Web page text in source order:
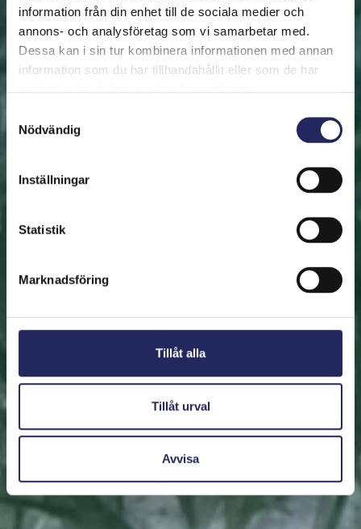
information från din enhet till de sociala medier och
annons- och analysföretag som vi samarbetar med.
Dessa kan i sin tur kombinera informationen med annan
information som du har tillhandahållit eller som de har
Nödvändig
Inställningar
Statistik
Marknadsföring
Tillåt alla
Tillåt urval
Avvisa
FRAMSIDAN HJÄLP ÖSTERSJÖN RÄDDA EN BIT
Rädda en bit
Hjälp oss att rädda Östersjön. Du kan också ge den
räddade biten som en present. En bit av Östersjön är